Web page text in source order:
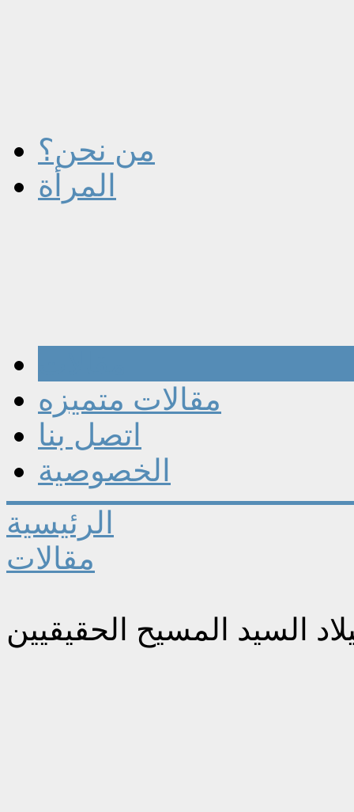
من نحن؟
المرأة
مقالات متميزه
اتصل بنا
الخصوصية
الرئيسية
مقالات
السيد المسيح الحقيقيين